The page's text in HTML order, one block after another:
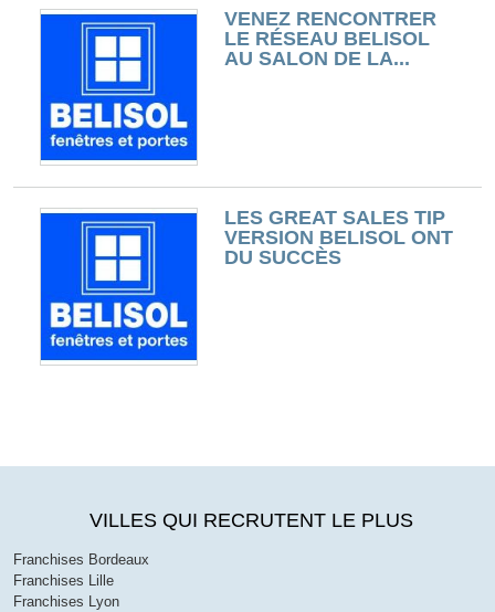
VENEZ RENCONTRER
LE RÉSEAU BELISOL
AU SALON DE LA...
LES GREAT SALES TIP
VERSION BELISOL ONT
DU SUCCÈS
VILLES QUI RECRUTENT LE PLUS
Franchises Bordeaux
Franchises Lille
Franchises Lyon